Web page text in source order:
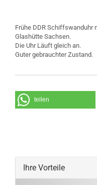
Frühe DDR Schiffswanduhr
Glashütte Sachsen.
Die Uhr Läuft gleich an.
Guter gebrauchter Zustand.
teilen
Ihre Vorteile